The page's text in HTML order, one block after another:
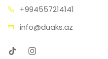
+994557214141
info@duaks.az